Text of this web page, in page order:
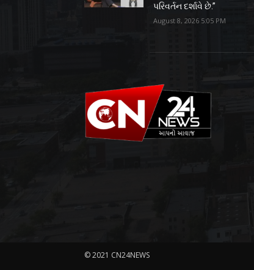
પરિવર્તન દર્શાવે છે.”
August 8, 2026 5:05 PM
© 2021 CN24NEWS